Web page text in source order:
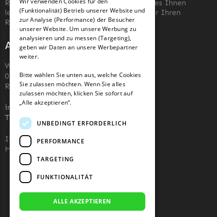
Begrenzungsdraht
NAC
NAC Messer
Begrenzungsdraht
Orbex
Orbex Messer
Begrenzungsdraht
Philips
Philips Messer
Begrenzungsdraht
Powerplus
Powerplus Messer
Begrenzungsdraht
Rasenmäher zu finden. Unser Ziel ist es, es Ihnen
leicht zu machen, die richtigen Messer für Ihren
Roboter-Rasenmäher zu kaufen.
Adresse und Kontakt
Wiesenstraße 110,
07743, Jena, Deutschland (keine
Rücksendeadresse)
info@robotermaher-messer.de
Tel. +49 3641 8090878
IHK 67529623
MWST: NL857053759B01
GERMAN
(Funktionalität) Betrieb unserer Website und
zur Analyse (Performance) der Besucher
unserer Website. Um unsere Werbung zu
analysieren und zu messen (Targeting),
geben wir Daten an unsere Werbepartner
weiter.
Bitte wählen Sie unten aus, welche Cookies
Sie zulassen möchten. Wenn Sie alles
zulassen möchten, klicken Sie sofort auf
„Alle akzeptieren“.
UNBEDINGT ERFORDERLICH
PERFORMANCE
TARGETING
FUNKTIONALITÄT
ALLE AKZEPTIEREN